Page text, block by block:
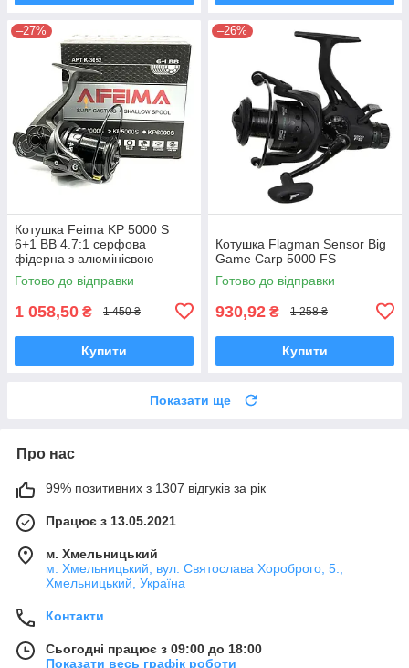
–27%
Котушка Feima KP 5000 S
6+1 BB 4.7:1 серфова
фідерна з алюмінієвою
мілкою шпулею для дальніх
закидів
Готово до відправки
1 058,50 ₴ 1 450 ₴
Купити
–26%
Котушка Flagman Sensor Big
Game Carp 5000 FS
Готово до відправки
930,92 ₴ 1 258 ₴
Купити
Показати ще
Про нас
99% позитивних з 1307 відгуків за рік
Працює з 13.05.2021
м. Хмельницький
м. Хмельницький, вул. Святослава Хороброго, 5.,
Хмельницький, Україна
Контакти
Сьогодні працює з 09:00 до 18:00
Показати весь графік роботи